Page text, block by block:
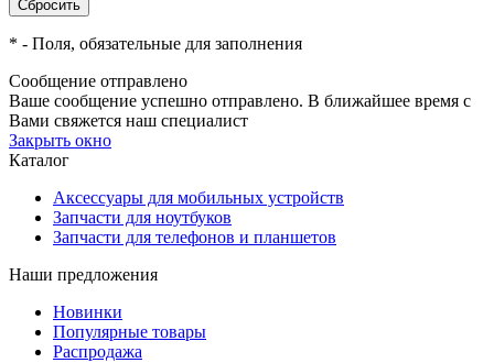
* - Поля, обязательные для заполнения
Сообщение отправлено
Ваше сообщение успешно отправлено. В ближайшее время с
Вами свяжется наш специалист
Закрыть окно
Каталог
Аксессуары для мобильных устройств
Запчасти для ноутбуков
Запчасти для телефонов и планшетов
Наши предложения
Новинки
Популярные товары
Распродажа